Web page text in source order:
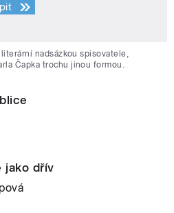
nadsázkou spisovatele,
Čapka trochu jinou formou.
jako dřív